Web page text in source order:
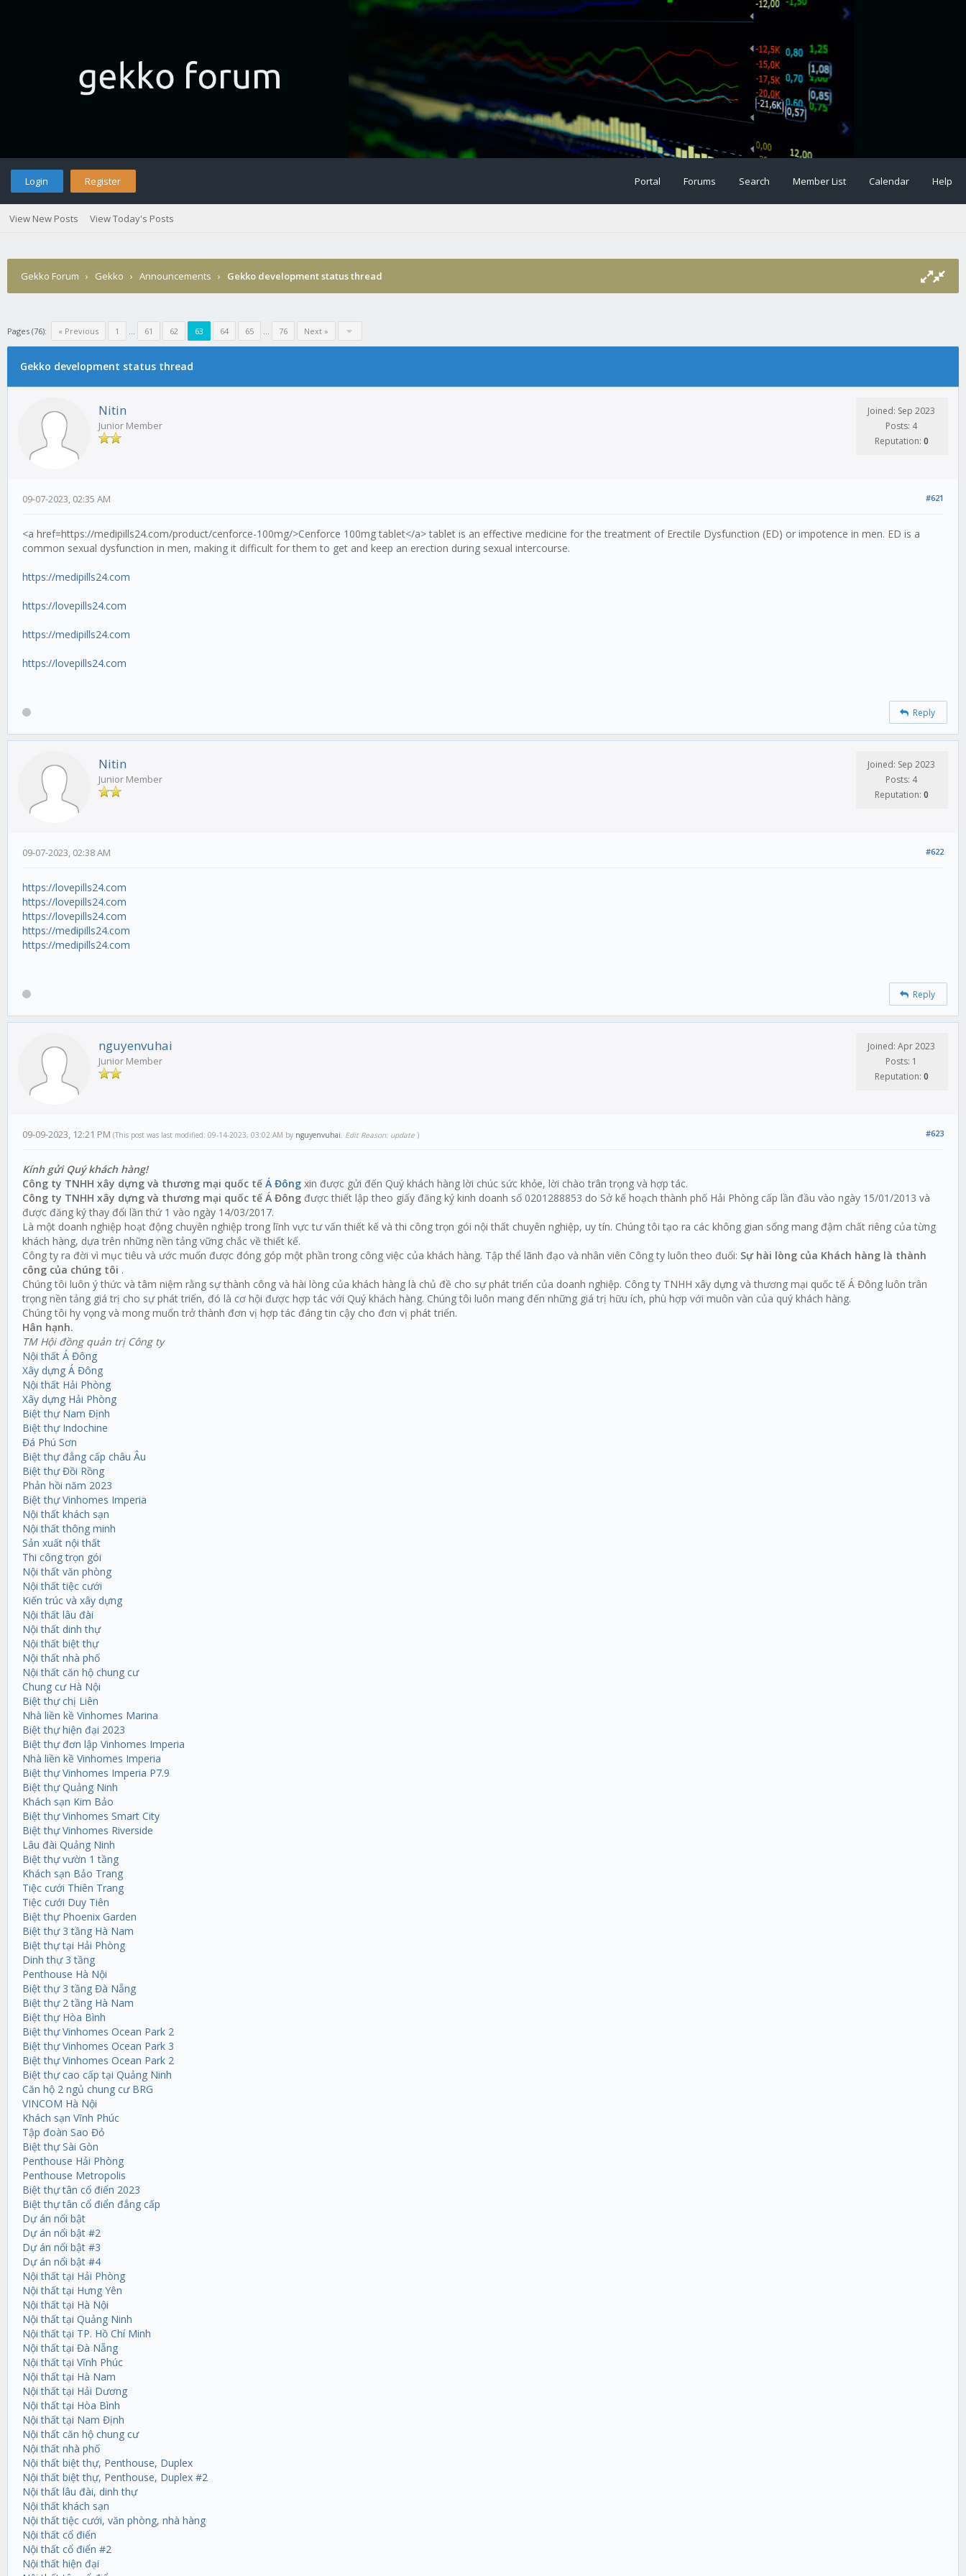
Login Register Portal Forums Search Member List Calendar Help
View New Posts View Today's Posts
Gekko Forum › Gekko › Announcements › Gekko development status thread
Pages (76): « Previous 1 ... 61 62 63 64 65 ... 76 Next »
Gekko development status thread
Nitin
Junior Member
Joined: Sep 2023
Posts: 4
Reputation: 0
#621
09-07-2023, 02:35 AM
<a href=https://medipills24.com/product/cenforce-100mg/>Cenforce 100mg tablet</a> tablet is an effective medicine for the treatment of Erectile Dysfunction (ED) or impotence in men. ED is a
common sexual dysfunction in men, making it difficult for them to get and keep an erection during sexual intercourse.
https://medipills24.com
https://lovepills24.com
https://medipills24.com
https://lovepills24.com
Reply
Nitin
Junior Member
Joined: Sep 2023
Posts: 4
Reputation: 0
#622
09-07-2023, 02:38 AM
https://lovepills24.com
https://lovepills24.com
https://lovepills24.com
https://medipills24.com
https://medipills24.com
Reply
nguyenvuhai
Junior Member
Joined: Apr 2023
Posts: 1
Reputation: 0
#623
09-09-2023, 12:21 PM (This post was last modified: 09-14-2023, 03:02 AM by nguyenvuhai. Edit Reason: update )
Kính gửi Quý khách hàng!
Công ty TNHH xây dựng và thương mại quốc tế Á Đông xin được gửi đến Quý khách hàng lời chúc sức khỏe, lời chào trân trọng và hợp tác.
Công ty TNHH xây dựng và thương mại quốc tế Á Đông được thiết lập theo giấy đăng ký kinh doanh số 0201288853 do Sở kế hoạch thành phố Hải Phòng cấp lần đầu vào ngày 15/01/2013 và
được đăng ký thay đổi lần thứ 1 vào ngày 14/03/2017.
Là một doanh nghiệp hoạt động chuyên nghiệp trong lĩnh vực tư vấn thiết kế và thi công trọn gói nội thất chuyên nghiệp, uy tín. Chúng tôi tạo ra các không gian sống mang đậm chất riêng của từng
khách hàng, dựa trên những nền tảng vững chắc về thiết kế.
Công ty ra đời vì mục tiêu và ước muốn được đóng góp một phần trong công việc của khách hàng. Tập thể lãnh đạo và nhân viên Công ty luôn theo đuổi: Sự hài lòng của Khách hàng là thành
công của chúng tôi .
Chúng tôi luôn ý thức và tâm niệm rằng sự thành công và hài lòng của khách hàng là chủ đề cho sự phát triển của doanh nghiệp. Công ty TNHH xây dựng và thương mại quốc tế Á Đông luôn trân
trọng nền tảng giá trị cho sự phát triển, đó là cơ hội được hợp tác với Quý khách hàng. Chúng tôi luôn mang đến những giá trị hữu ích, phù hợp với muôn vàn của quý khách hàng.
Chúng tôi hy vọng và mong muốn trở thành đơn vị hợp tác đáng tin cậy cho đơn vị phát triển.
Hân hạnh.
TM Hội đồng quản trị Công ty
Nội thất Á Đông
Xây dựng Á Đông
Nội thất Hải Phòng
Xây dựng Hải Phòng
Biệt thự Nam Định
Biệt thự Indochine
Đá Phú Sơn
Biệt thự đẳng cấp châu Âu
Biệt thự Đồi Rồng
Phản hồi năm 2023
Biệt thự Vinhomes Imperia
Nội thất khách sạn
Nội thất thông minh
Sản xuất nội thất
Thi công trọn gói
Nội thất văn phòng
Nội thất tiệc cưới
Kiến trúc và xây dựng
Nội thất lâu đài
Nội thất dinh thự
Nội thất biệt thự
Nội thất nhà phố
Nội thất căn hộ chung cư
Chung cư Hà Nội
Biệt thự chị Liên
Nhà liền kề Vinhomes Marina
Biệt thự hiện đại 2023
Biệt thự đơn lập Vinhomes Imperia
Nhà liền kề Vinhomes Imperia
Biệt thự Vinhomes Imperia P7.9
Biệt thự Quảng Ninh
Khách sạn Kim Bảo
Biệt thự Vinhomes Smart City
Biệt thự Vinhomes Riverside
Lâu đài Quảng Ninh
Biệt thự vườn 1 tầng
Khách sạn Bảo Trang
Tiệc cưới Thiên Trang
Tiệc cưới Duy Tiên
Biệt thự Phoenix Garden
Biệt thự 3 tầng Hà Nam
Biệt thự tại Hải Phòng
Dinh thự 3 tầng
Penthouse Hà Nội
Biệt thự 3 tầng Đà Nẵng
Biệt thự 2 tầng Hà Nam
Biệt thự Hòa Bình
Biệt thự Vinhomes Ocean Park 2
Biệt thự Vinhomes Ocean Park 3
Biệt thự Vinhomes Ocean Park 2
Biệt thự cao cấp tại Quảng Ninh
Căn hộ 2 ngủ chung cư BRG
VINCOM Hà Nội
Khách sạn Vĩnh Phúc
Tập đoàn Sao Đỏ
Biệt thự Sài Gòn
Penthouse Hải Phòng
Penthouse Metropolis
Biệt thự tân cổ điển 2023
Biệt thự tân cổ điển đẳng cấp
Dự án nổi bật
Dự án nổi bật #2
Dự án nổi bật #3
Dự án nổi bật #4
Nội thất tại Hải Phòng
Nội thất tại Hưng Yên
Nội thất tại Hà Nội
Nội thất tại Quảng Ninh
Nội thất tại TP. Hồ Chí Minh
Nội thất tại Đà Nẵng
Nội thất tại Vĩnh Phúc
Nội thất tại Hà Nam
Nội thất tại Hải Dương
Nội thất tại Hòa Bình
Nội thất tại Nam Định
Nội thất căn hộ chung cư
Nội thất nhà phố
Nội thất biệt thự, Penthouse, Duplex
Nội thất biệt thự, Penthouse, Duplex #2
Nội thất lâu đài, dinh thự
Nội thất khách sạn
Nội thất tiệc cưới, văn phòng, nhà hàng
Nội thất cổ điển
Nội thất cổ điển #2
Nội thất hiện đại